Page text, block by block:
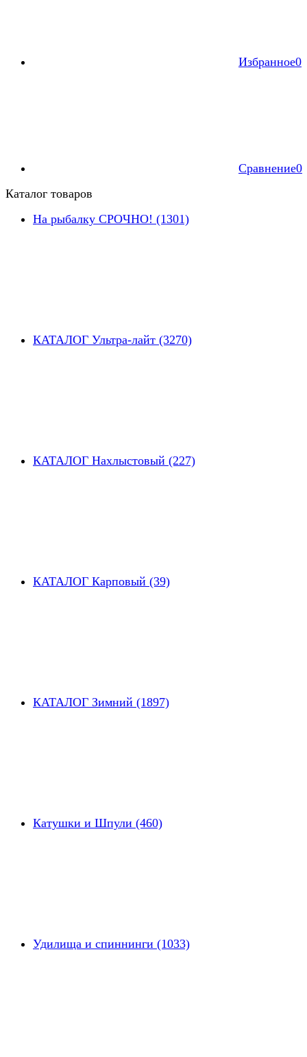
Избранное0
Сравнение0
Каталог товаров
На рыбалку СРОЧНО! (1301)
КАТАЛОГ Ультра-лайт (3270)
КАТАЛОГ Нахлыстовый (227)
КАТАЛОГ Карповый (39)
КАТАЛОГ Зимний (1897)
Катушки и Шпули (460)
Удилища и спиннинги (1033)